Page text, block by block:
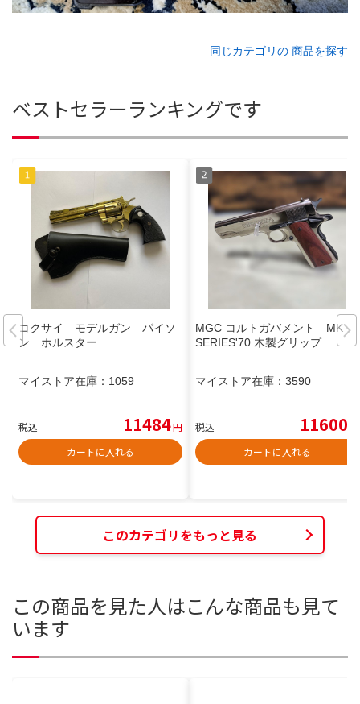
同じカテゴリの 商品を探す
ベストセラーランキングです
コクサイ モデルガン パイソ
ン ホルスター
マイストア在庫： 1059
税込 11484円
カートに入れる
MGC コルトガバメント MK IV
SERIES'70 木製グリップ
マイストア在庫： 3590
税込 11600
カートに入れる
このカテゴリをもっと見る
この商品を見た人はこんな商品も見て
います